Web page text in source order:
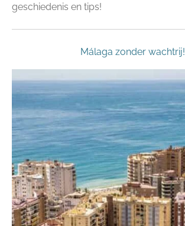
geschiedenis en tips!
Málaga zonder wachtrij!